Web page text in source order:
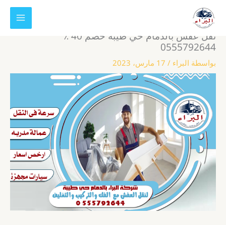
تخطي
المحتوى
نقل عفش بالدمام حي طيبة خصم 40 ٪
0555792644
بواسطة البراء / 17 مارس، 2023